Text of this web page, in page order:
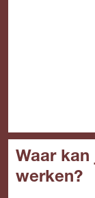
Waar kan
werken?